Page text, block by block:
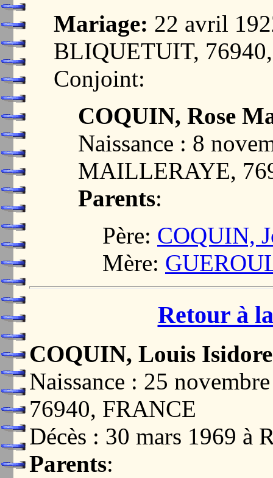
Mariage: 22 avril
BLIQUETUIT,
Conjoint:
COQUIN, Rose
Naissance : 8
MAILLERAYE,
Parents:
Père: COQUIN,
Mère:
Retour à
COQUIN, Louis Isidore
Naissance : 25
76940, FRANCE
Décès : 30 mars 1969 à
Parents: